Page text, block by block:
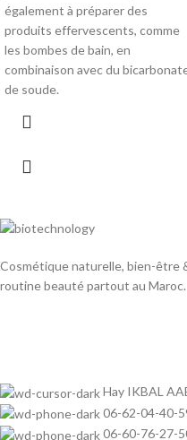
également à préparer des
produits effervescents, comme
les bombes de bain, en
combinaison avec du
de soude.
Cosmétique naturelle, bien-être
routine beauté partout au Maroc.
Hay IKBAL
06-62-04-40-
06-60-76-27-